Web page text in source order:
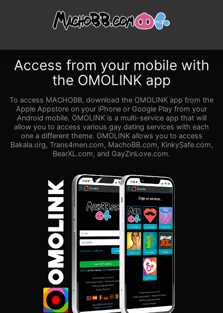
Access from your mobile with
the OMOLINK app
To access MACHOBB, download the OMOLINK app from the
Apple Appstore on your iPhone or Google Play from your
Android mobile. OMOLINK is a multi-service app that will
allow you to access various gay dating services with each
one a different theme. OMOLINK allows you to access
Bakala.org, Trans4men.com, MachoBB.com, KinkySafe.com,
BearXL.com, and GayZinLove.com.